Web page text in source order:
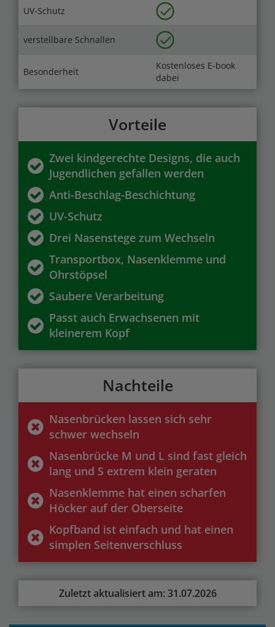
UV-Schutz
verstellbare Schnallen
Besonderheit
Kostenloses E-book
dabei
Vorteile
Zwei kindgerechte Designs, die auch
Jugendlichen gefallen werden
Anti-Beschlag-Beschichtung
UV-Schutz
Drei Nasenstege zum Wechseln
Transportbox, Nasenklemme und
Ohrstöpsel
Saubere Verarbeitung
Passt auch Erwachsenen mit
kleinerem Kopf
Nachteile
Nasenbrücken lassen sich sehr
schwer wechseln
Nasenbrücke M und L sind fast gleich
lang und S extrem klein geraten
Nasenklemme hat einen scharfen
Höcker auf der Oberseite
Kopfband ist einfach und hat einen
simplen Seitenverschluss
Zuletzt aktualisiert am: 31.07.2026